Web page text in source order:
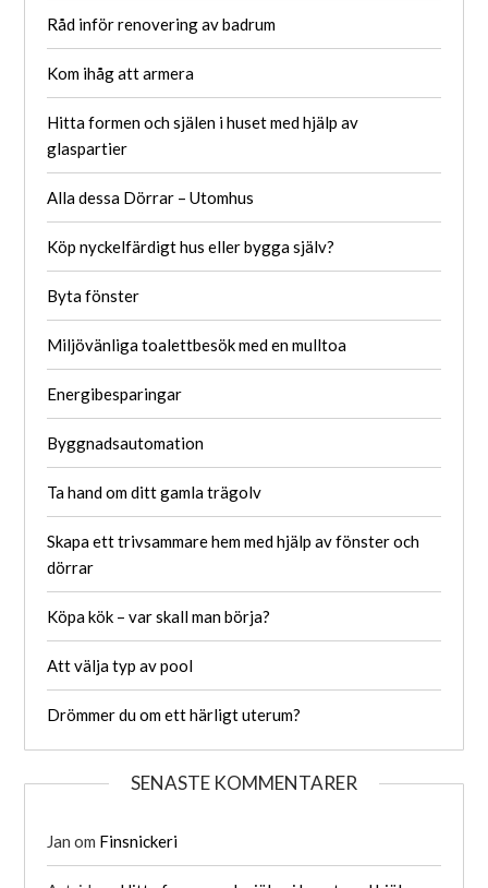
Råd inför renovering av badrum
Kom ihåg att armera
Hitta formen och själen i huset med hjälp av
glaspartier
Alla dessa Dörrar – Utomhus
Köp nyckelfärdigt hus eller bygga själv?
Byta fönster
Miljövänliga toalettbesök med en mulltoa
Energibesparingar
Byggnadsautomation
Ta hand om ditt gamla trägolv
Skapa ett trivsammare hem med hjälp av fönster och
dörrar
Köpa kök – var skall man börja?
Att välja typ av pool
Drömmer du om ett härligt uterum?
SENASTE KOMMENTARER
Jan om Finsnickeri